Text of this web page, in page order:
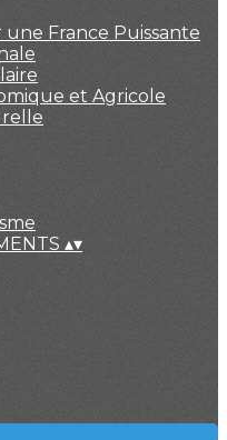
France Puissante
et Agricole
▴▾